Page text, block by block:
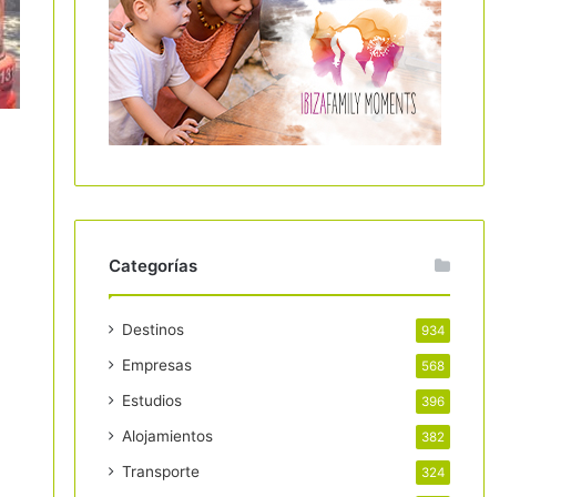
Categorías
Destinos 934
Empresas 568
Estudios 396
Alojamientos 382
Transporte 324